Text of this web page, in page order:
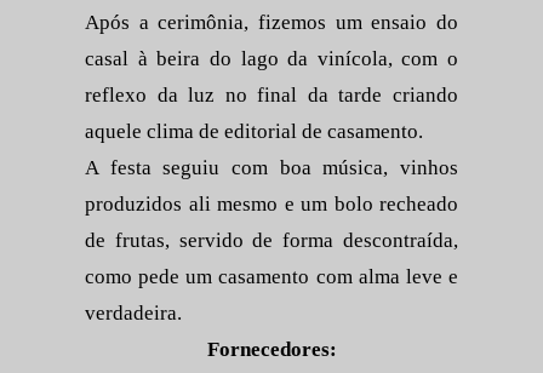
Após a cerimônia, fizemos um ensaio do
casal à beira do lago da vinícola, com o
reflexo da luz no final da tarde criando
aquele clima de editorial de casamento.
A festa seguiu com boa música, vinhos
produzidos ali mesmo e um bolo recheado
de frutas, servido de forma descontraída,
como pede um casamento com alma leve e
verdadeira.
Fornecedores: